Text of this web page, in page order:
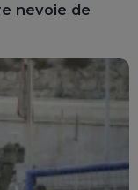
nevoie de